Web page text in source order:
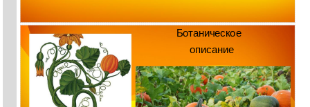
Ботаническое
описание